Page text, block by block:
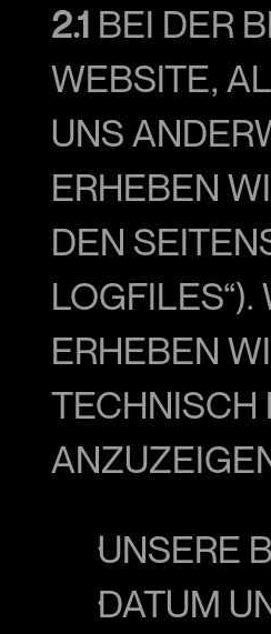
2.1 BEI DER
EBSITE,
NS
RHEBEN
EN
OGFILES“).
RHEBEN
ECHNISCH
UNSERE
DATUM